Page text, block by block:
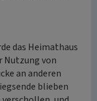
das Heimathaus
Nutzung von
an anderen
blieben